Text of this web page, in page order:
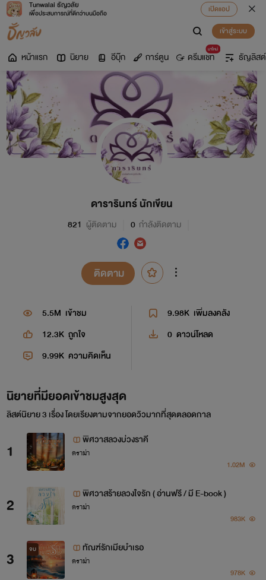
Tunwalai ธัญวลัย
เพื่อประสบการณ์ที่ดีกว่าบนมือถือ
เปิดแอป
เข้าสู่ระบบ
หน้าแรก นิยาย อีบุ๊ก การ์ตูน
มาใหม่
ดรีมแชท ธัญลิสต์
ดารารินทร์ นักเขียน
821 ผู้ติดตาม 0 กำลังติดตาม
ติดตาม
5.5M เข้าชม 9.98K เพิ่มลงคลัง
12.3K ถูกใจ 0 ดาวน์โหลด
9.99K ความคิดเห็น
นิยายที่มียอดเข้าชมสูงสุด
ลิสต์นิยาย 3 เรื่อง โดยเรียงตามจากยอดวิวมากที่สุดตลอดกาล
1 พิศวาสลวงบ่วงราคี
ดราม่า
1.02M
2 พิศวาสร้ายลวงใจรัก ( อ่านฟรี / มี E-book )
ดราม่า
983K
3 จบ ทัณฑ์รักเมียบำเรอ
ดราม่า
978K